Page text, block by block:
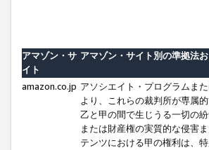
アマゾン・サ
イト
アマゾン・サイト別の準拠法
amazon.co.jp アソシエイト・プログラムま
より、これらの裁判所が専属
乙と甲の間で生じうる一切の
または財産権の実質的な侵害
テンツにおける甲の権利は、